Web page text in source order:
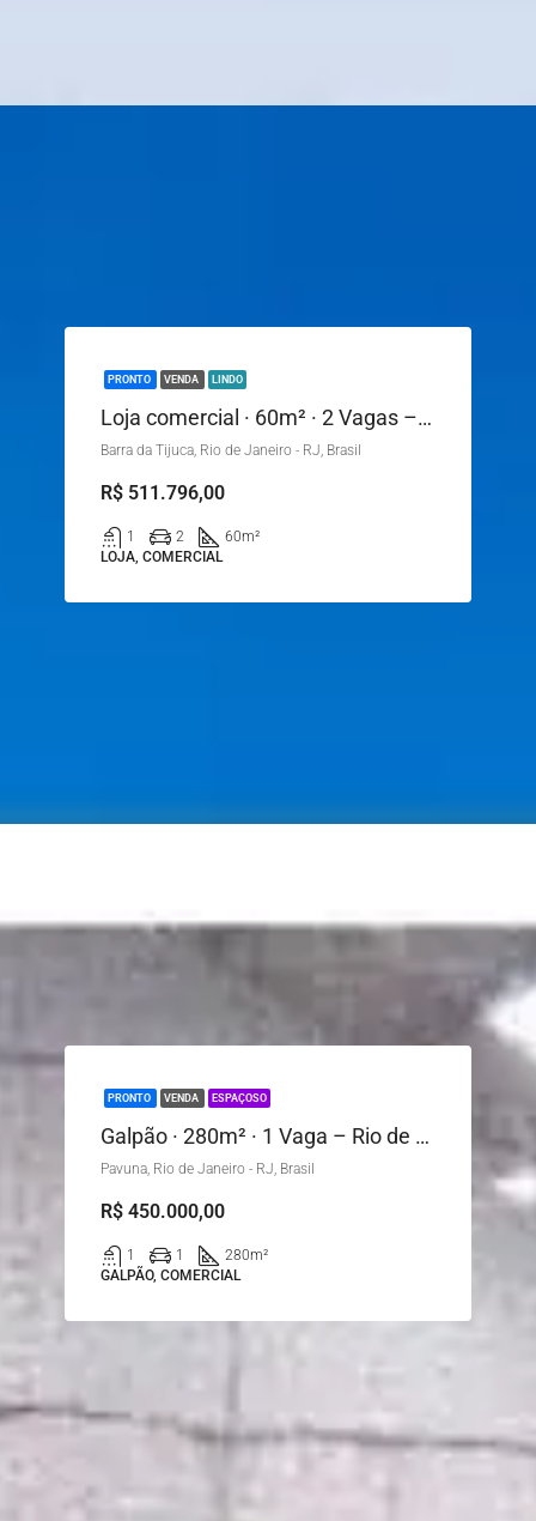
PRONTO VENDA LINDO
Loja comercial · 60m² · 2 Vagas – Rio de Janeiro
Barra da Tijuca, Rio de Janeiro - RJ, Brasil
R$ 511.796,00
1 2 60m²
LOJA, COMERCIAL
PRONTO VENDA ESPAÇOSO
Galpão · 280m² · 1 Vaga – Rio de Janeiro
Pavuna, Rio de Janeiro - RJ, Brasil
R$ 450.000,00
1 1 280m²
GALPÃO, COMERCIAL